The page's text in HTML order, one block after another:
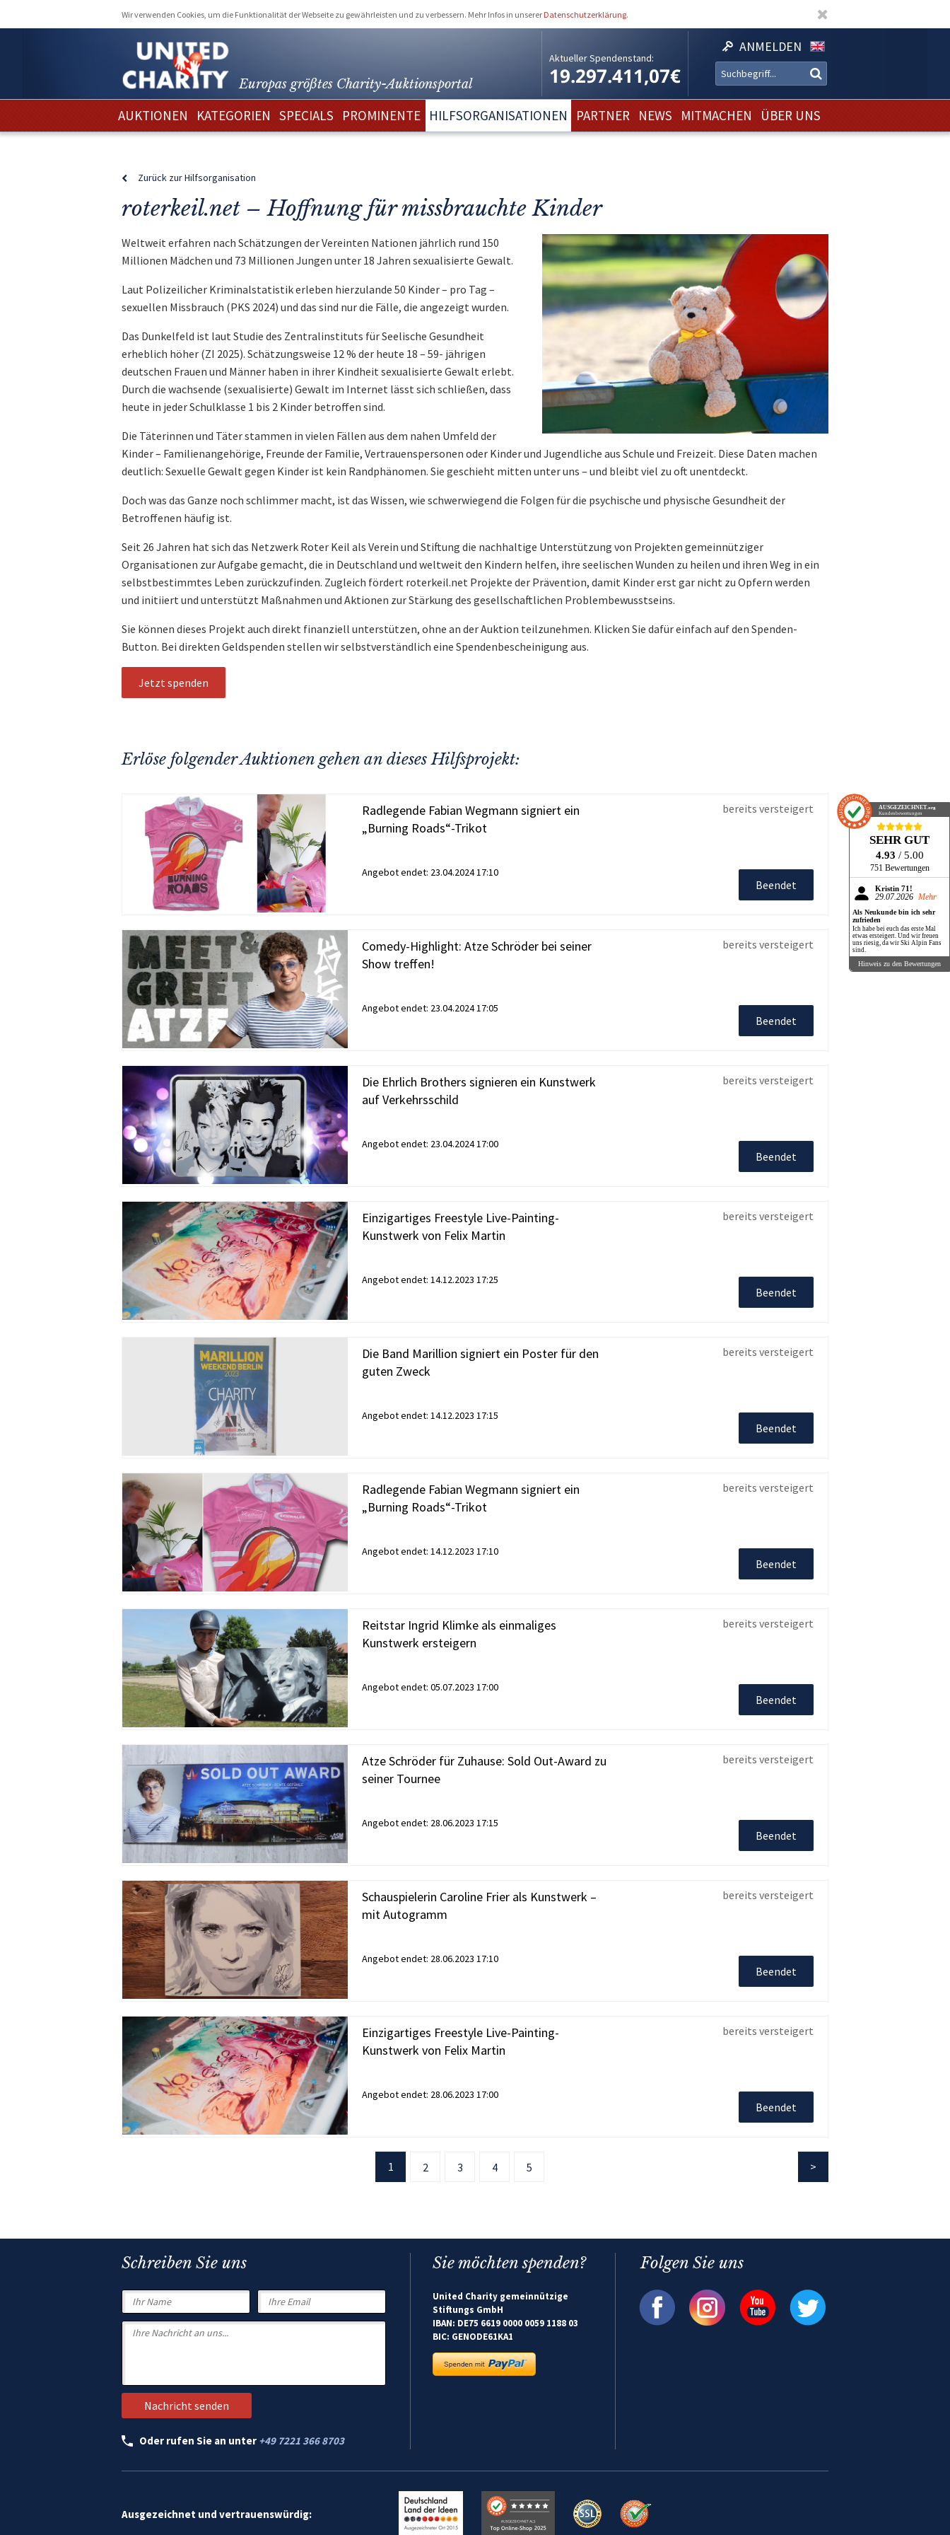
Wir verwenden Cookies, um die Funktionalität der Webseite zu gewährleisten und zu verbessern. Mehr Infos in unserer Datenschutzerklärung.
Europas größtes Charity-Auktionsportal
Aktueller Spendenstand:
19.297.411,07€
ANMELDEN
AUKTIONEN KATEGORIEN SPECIALS PROMINENTE HILFSORGANISATIONEN PARTNER NEWS MITMACHEN ÜBER UNS
Zurück zur Hilfsorganisation
roterkeil.net – Hoffnung für missbrauchte Kinder
Weltweit erfahren nach Schätzungen der Vereinten Nationen jährlich rund 150
Millionen Mädchen und 73 Millionen Jungen unter 18 Jahren sexualisierte Gewalt.
Laut Polizeilicher Kriminalstatistik erleben hierzulande 50 Kinder – pro Tag –
sexuellen Missbrauch (PKS 2024) und das sind nur die Fälle, die angezeigt wurden.
Das Dunkelfeld ist laut Studie des Zentralinstituts für Seelische Gesundheit
erheblich höher (ZI 2025). Schätzungsweise 12 % der heute 18 – 59- jährigen
deutschen Frauen und Männer haben in ihrer Kindheit sexualisierte Gewalt erlebt.
Durch die wachsende (sexualisierte) Gewalt im Internet lässt sich schließen, dass
heute in jeder Schulklasse 1 bis 2 Kinder betroffen sind.
Die Täterinnen und Täter stammen in vielen Fällen aus dem nahen Umfeld der
Kinder – Familienangehörige, Freunde der Familie, Vertrauenspersonen oder Kinder und Jugendliche aus Schule und Freizeit. Diese Daten machen
deutlich: Sexuelle Gewalt gegen Kinder ist kein Randphänomen. Sie geschieht mitten unter uns – und bleibt viel zu oft unentdeckt.
Doch was das Ganze noch schlimmer macht, ist das Wissen, wie schwerwiegend die Folgen für die psychische und physische Gesundheit der
Betroffenen häufig ist.
Seit 26 Jahren hat sich das Netzwerk Roter Keil als Verein und Stiftung die nachhaltige Unterstützung von Projekten gemeinnütziger
Organisationen zur Aufgabe gemacht, die in Deutschland und weltweit den Kindern helfen, ihre seelischen Wunden zu heilen und ihren Weg in ein
selbstbestimmtes Leben zurückzufinden. Zugleich fördert roterkeil.net Projekte der Prävention, damit Kinder erst gar nicht zu Opfern werden
und initiiert und unterstützt Maßnahmen und Aktionen zur Stärkung des gesellschaftlichen Problembewusstseins.
Sie können dieses Projekt auch direkt finanziell unterstützen, ohne an der Auktion teilzunehmen. Klicken Sie dafür einfach auf den Spenden-
Button. Bei direkten Geldspenden stellen wir selbstverständlich eine Spendenbescheinigung aus.
Jetzt spenden
Erlöse folgender Auktionen gehen an dieses Hilfsprojekt:
Radlegende Fabian Wegmann signiert ein
„Burning Roads“-Trikot
bereits versteigert
Angebot endet: 23.04.2024 17:10
Beendet
Comedy-Highlight: Atze Schröder bei seiner
Show treffen!
bereits versteigert
Angebot endet: 23.04.2024 17:05
Beendet
Die Ehrlich Brothers signieren ein Kunstwerk
auf Verkehrsschild
bereits versteigert
Angebot endet: 23.04.2024 17:00
Beendet
Einzigartiges Freestyle Live-Painting-
Kunstwerk von Felix Martin
bereits versteigert
Angebot endet: 14.12.2023 17:25
Beendet
Die Band Marillion signiert ein Poster für den
guten Zweck
bereits versteigert
Angebot endet: 14.12.2023 17:15
Beendet
Radlegende Fabian Wegmann signiert ein
„Burning Roads“-Trikot
bereits versteigert
Angebot endet: 14.12.2023 17:10
Beendet
Reitstar Ingrid Klimke als einmaliges
Kunstwerk ersteigern
bereits versteigert
Angebot endet: 05.07.2023 17:00
Beendet
Atze Schröder für Zuhause: Sold Out-Award zu
seiner Tournee
bereits versteigert
Angebot endet: 28.06.2023 17:15
Beendet
Schauspielerin Caroline Frier als Kunstwerk –
mit Autogramm
bereits versteigert
Angebot endet: 28.06.2023 17:10
Beendet
Einzigartiges Freestyle Live-Painting-
Kunstwerk von Felix Martin
bereits versteigert
Angebot endet: 28.06.2023 17:00
Beendet
1 2 3 4 5
Schreiben Sie uns
Oder rufen Sie an unter +49 7221 366 8703
Sie möchten spenden?
United Charity gemeinnützige
Stiftungs GmbH
IBAN: DE75 6619 0000 0059 1188 03
BIC: GENODE61KA1
Folgen Sie uns
Ausgezeichnet und vertrauenswürdig:
AUSGEZEICHNET.org
Kundenbewertungen
SEHR GUT
4.93 / 5.00
751 Bewertungen
Kristin 71!
29.07.2026 Mehr
Als Neukunde bin ich sehr
zufrieden
Ich habe bei euch das erste Mal
etwas ersteigert. Und wir freuen
uns riesig, da wir Ski Alpin Fans
sind.
Hinweis zu den Bewertungen